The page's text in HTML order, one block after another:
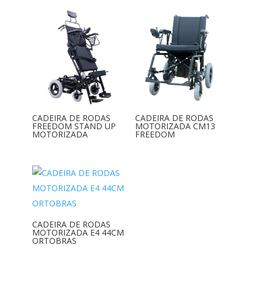
CADEIRA DE RODAS
FREEDOM STAND UP
MOTORIZADA
CADEIRA DE RODAS
MOTORIZADA CM13
FREEDOM
CADEIRA DE RODAS
MOTORIZADA E4 44CM
ORTOBRAS